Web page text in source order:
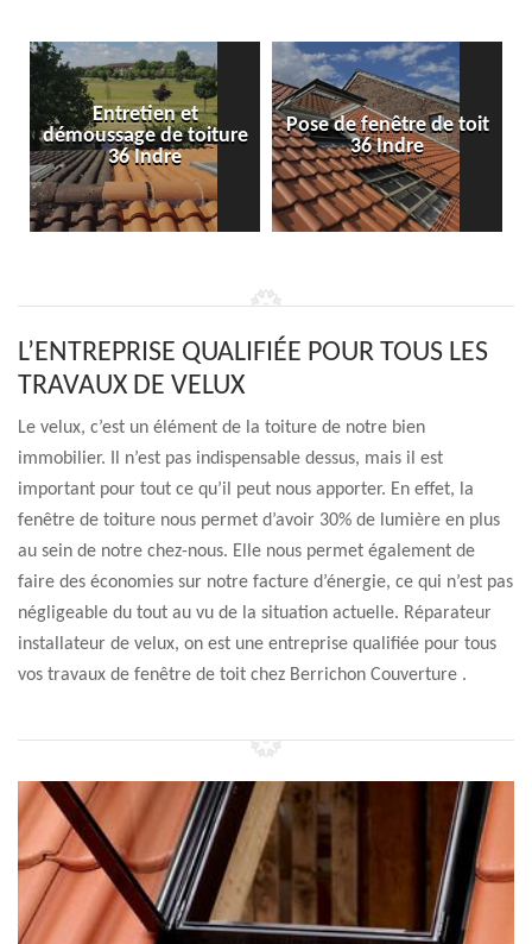
Entretien et
démoussage de toiture
36 Indre
Pose de fenêtre de toit
36 Indre
L’ENTREPRISE QUALIFIÉE POUR TOUS LES
TRAVAUX DE VELUX
Le velux, c’est un élément de la toiture de notre bien
immobilier. Il n’est pas indispensable dessus, mais il est
important pour tout ce qu’il peut nous apporter. En effet, la
fenêtre de toiture nous permet d’avoir 30% de lumière en plus
au sein de notre chez-nous. Elle nous permet également de
faire des économies sur notre facture d’énergie, ce qui n’est pas
négligeable du tout au vu de la situation actuelle. Réparateur
installateur de velux, on est une entreprise qualifiée pour tous
vos travaux de fenêtre de toit chez Berrichon Couverture .